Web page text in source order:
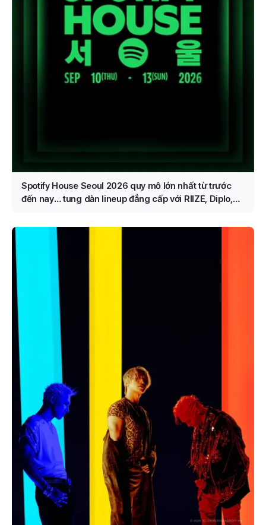
Spotify House Seoul 2026 quy mô lớn nhất từ trước
đến nay… tung dàn lineup đẳng cấp với RIIZE, Diplo,